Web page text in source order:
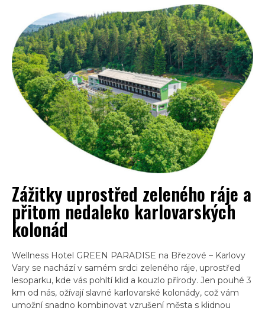
Zážitky uprostřed zeleného ráje a
přitom nedaleko karlovarských
kolonád
Wellness Hotel GREEN PARADISE na Březové – Karlovy
Vary se nachází v samém srdci zeleného ráje, uprostřed
lesoparku, kde vás pohltí klid a kouzlo přírody. Jen pouhé 3
km od nás, ožívají slavné karlovarské kolonády, což vám
umožní snadno kombinovat vzrušení města s klidnou